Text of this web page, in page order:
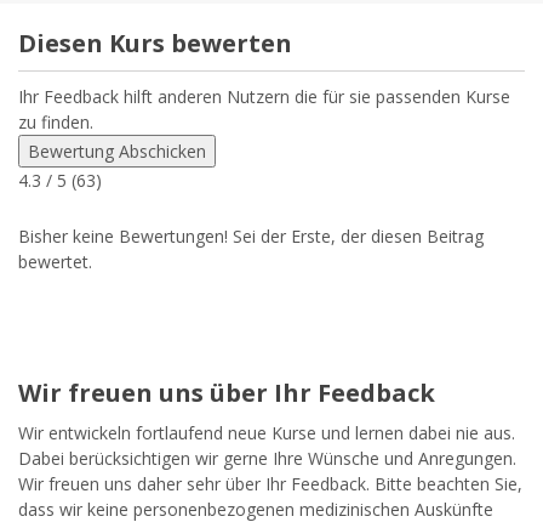
Diesen Kurs bewerten
Ihr Feedback hilft anderen Nutzern die für sie passenden Kurse
zu finden.
Bewertung Abschicken
4.3 / 5 (63)
Bisher keine Bewertungen! Sei der Erste, der diesen Beitrag
bewertet.
Wir freuen uns über Ihr Feedback
Wir entwickeln fortlaufend neue Kurse und lernen dabei nie aus.
Dabei berücksichtigen wir gerne Ihre Wünsche und Anregungen.
Wir freuen uns daher sehr über Ihr Feedback. Bitte beachten Sie,
dass wir keine personenbezogenen medizinischen Auskünfte